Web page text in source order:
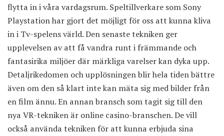
flytta in i våra vardagsrum. Speltillverkare som Sony
Playstationhar gjort det möjligt för oss att kunna kliva
in i Tv-spelens värld. Den senaste tekniken ger
upplevelsen av att få vandra runt i främmande och
fantasirika miljöer där märkliga varelser kan dyka upp.
Detaljrikedomen och upplösningen blir hela tiden bättre
även om den så klart inte kan mäta sig med bilder från
en film ännu. En annan bransch som tagit sig till den
nya VR-tekniken är online casino-branschen. De vill
också använda tekniken för att kunna erbjuda sina